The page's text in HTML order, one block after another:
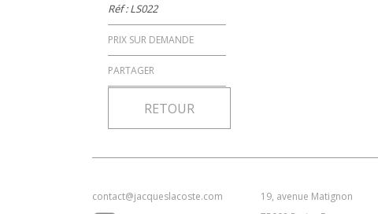
Réf : LS022
PRIX SUR DEMANDE
PARTAGER
RETOUR
contact@jacqueslacoste.com
19, avenue Matignon